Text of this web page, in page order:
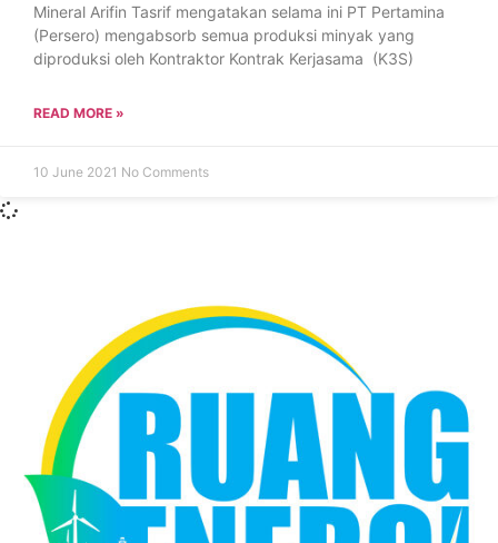
Mineral Arifin Tasrif mengatakan selama ini PT Pertamina
(Persero) mengabsorb semua produksi minyak yang
diproduksi oleh Kontraktor Kontrak Kerjasama (K3S)
READ MORE »
10 June 2021 No Comments